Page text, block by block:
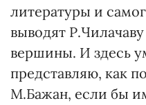
литературы и
выводят
вершины. И здесь
представляю, как
М.Бажан, если бы